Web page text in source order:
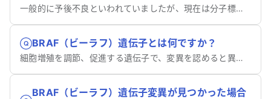
一般的に予後不良といわれていましたが、現在は分子標的薬を用いた結果、余命が伸びる可能性があります。
BRAF（ビーラフ）遺伝子とは何ですか？
細胞増殖を調節、促進する遺伝子で、変異を認めると異常増殖し、がんが発生しやすくなる可能性があります。
BRAF（ビーラフ）遺伝子変異が見つかった場合